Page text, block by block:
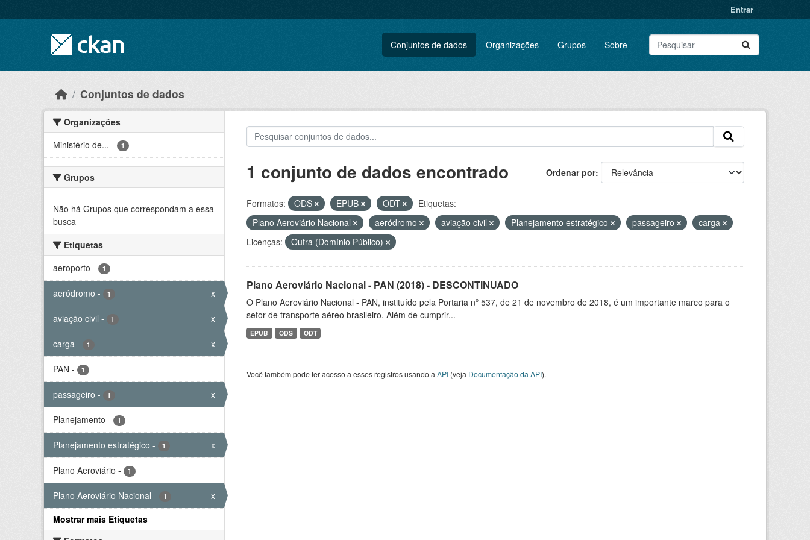
Entrar
Conjuntos de dados Organizações Grupos Sobre
Conjuntos de dados
Organizações
Ministério de... - 1
Grupos
Não há Grupos que correspondam a essa
busca
Etiquetas
aeroporto - 1
aeródromo - 1 x
aviação civil - 1 x
carga - 1 x
PAN - 1
passageiro - 1 x
Planejamento - 1
Planejamento estratégico - 1 x
Plano Aeroviário - 1
Plano Aeroviário Nacional - 1
x
Mostrar mais Etiquetas
Ordenar por
1 conjunto de dados encontrado
Formatos: ODS EPUB ODT
Etiquetas:
Plano Aeroviário Nacional
aeródromo aviação civil Planejamento estratégico passageiro
carga
Licenças:
Outra (Domínio Público)
Plano Aeroviário Nacional - PAN (2018) - DESCONTINUADO
O Plano Aeroviário Nacional - PAN, instituído pela Portaria nº 537, de 21 de novembro de 2018, é um importante marco para o
setor de transporte aéreo brasileiro. Além de cumprir...
EPUB ODS ODT
Você também pode ter acesso a esses registros usando a API(veja Documentação da API).